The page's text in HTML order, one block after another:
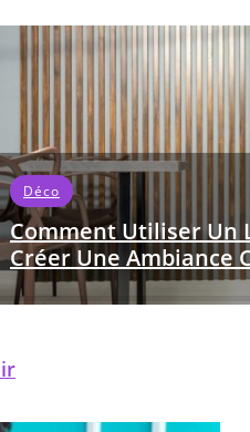
Déco
Comment Utiliser Un
Créer Une Ambiance
Un lampadaire est bien plus